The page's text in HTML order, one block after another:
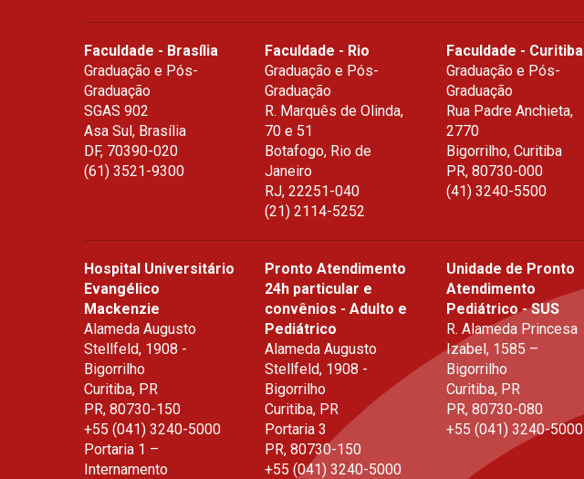
Editorial
Faculdade - Brasília
Graduação e Pós-
Graduação
SGAS 902
Asa Sul, Brasília
DF, 70390-020
(61) 3521-9300
Faculdade - Rio
Graduação e Pós-
Graduação
R. Marquês de Olinda,
70 e 51
Botafogo, Rio de
Janeiro
RJ,22251-040
(21) 2114-5252
Faculdade - Curitiba
Graduação e Pós-
Graduação
Rua Padre Anchieta,
2770
Bigorrilho, Curitiba
PR, 80730-000
(41) 3240-5500
Hospital Universitário
Evangélico
Mackenzie
Alameda Augusto
Stellfeld, 1908 -
Bigorrilho
Curitiba, PR
PR, 80730-150
+55 (041) 3240-5000
Portaria 1 –
Internamento
Pronto Atendimento
24h particular e
convênios - Adulto e
Pediátrico
Alameda Augusto
Stellfeld, 1908 -
Bigorrilho
Curitiba, PR
Portaria 3
PR,80730-150
+55 (041) 3240-5000
Unidade de Pronto
Atendimento
Pediátrico - SUS
R. Alameda Princesa
Izabel, 1585 –
Bigorrilho
Curitiba, PR
PR, 80730-080
+55 (041) 3240-5000